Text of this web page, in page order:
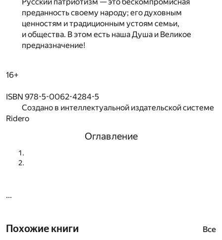
преданность своему народу; его духовным
ценностям и традиционным устоям семьи,
и общества. В этом есть наша Душа и Великое
предназначение!
16+
ISBN 978-5-0062-4284-5
Создано в интеллектуальной издательской системе
Ridero
Оглавление
...
Похожие книги Все